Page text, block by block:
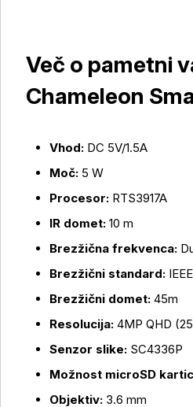
Več o izdelku
Več o pametni
Chameleon
Vhod: DC 5V/1.5A
Moč: 5 W
Procesor: RTS3917A
IR domet: 10 m
Brezžična frekvenca:
Brezžični standard:
Brezžični domet: 45m
Resolucija: 4MP QHD
Senzor slike: SC4336P
Možnost microSD
Objektiv: 3.6 mm